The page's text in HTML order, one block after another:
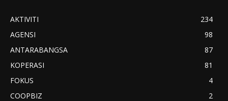
AKTIVITI
234
AGENSI
98
ANTARABANGSA
87
KOPERASI
81
FOKUS
4
COOPBIZ
2